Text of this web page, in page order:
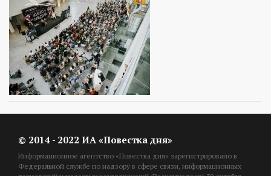
© 2014 - 2022 ИА «Повестка дня»
Информационное агентство «Повестка дня» зарегистрировано в
Федеральной службе по надзору в сфере связи, информационных